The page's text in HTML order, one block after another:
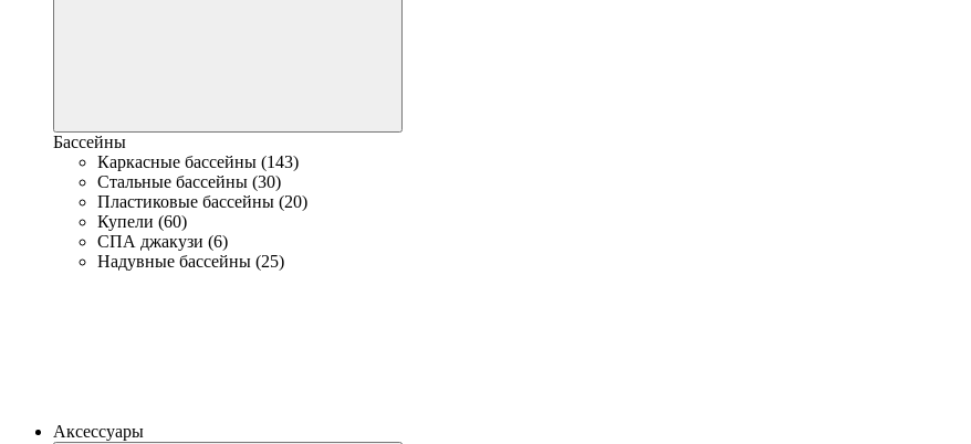
Бассейны
Каркасные бассейны (143)
Стальные бассейны (30)
Пластиковые бассейны (20)
Купели (60)
СПА джакузи (6)
Надувные бассейны (25)
Аксессуары